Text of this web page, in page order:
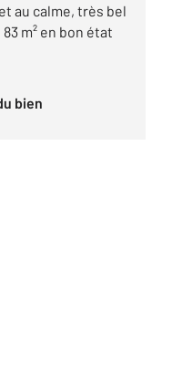
au calme, très bel
m² en bon état
bien